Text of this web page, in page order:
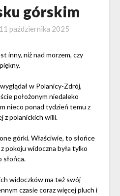
górskim
11 października 2025
inny, niż nad morzem, czy
w Polanicy-Zdrój,
położonym niedaleko
nieco ponad tydzień temu z
z polanickich willi.
górki. Właściwie, to słońce
pokoju widoczna była tylko
słońca.
widoczków ma też swój
czasie coraz więcej pluch i